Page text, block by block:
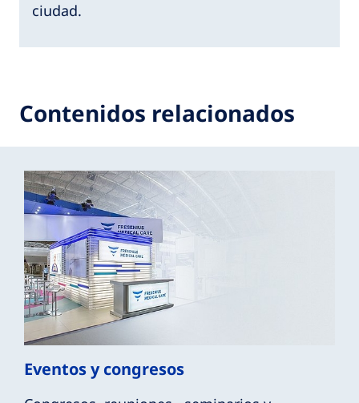
ciudad.
Contenidos relacionados
Eventos y congresos